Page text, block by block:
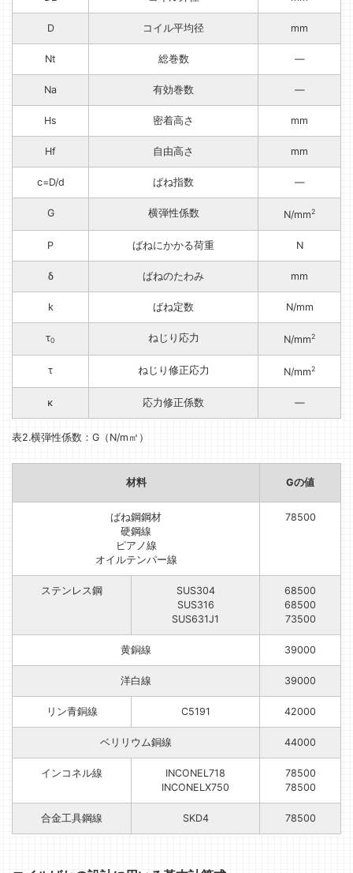
D コイル平均径 mm
Nt 総巻数 —
Na 有効巻数 —
Hs 密着高さ mm
Hf 自由高さ mm
c=D/d ばね指数 —
G 横弾性係数 N/mm2
P ばねにかかる荷重 N
δ ばねのたわみ mm
k ばね定数 N/mm
τ0 ねじり応力 N/mm2
τ ねじり修正応力 N/mm2
κ 応力修正係数 —
表2.横弾性係数：G（N/m㎡）
材料 Gの値
ばね鋼鋼材
硬鋼線
ピアノ線
オイルテンパー線
78500
ステンレス鋼
SUS304
SUS316
SUS631J1
68500
68500
73500
黄銅線 39000
洋白線 39000
リン青銅線 C5191 42000
ベリリウム銅線 44000
インコネル線
INCONEL718
INCONELX750
78500
78500
合金工具鋼線 SKD4 78500